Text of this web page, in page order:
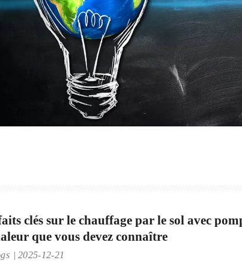
clés sur le chauffage par le sol avec
que vous devez connaître
2025-12-21